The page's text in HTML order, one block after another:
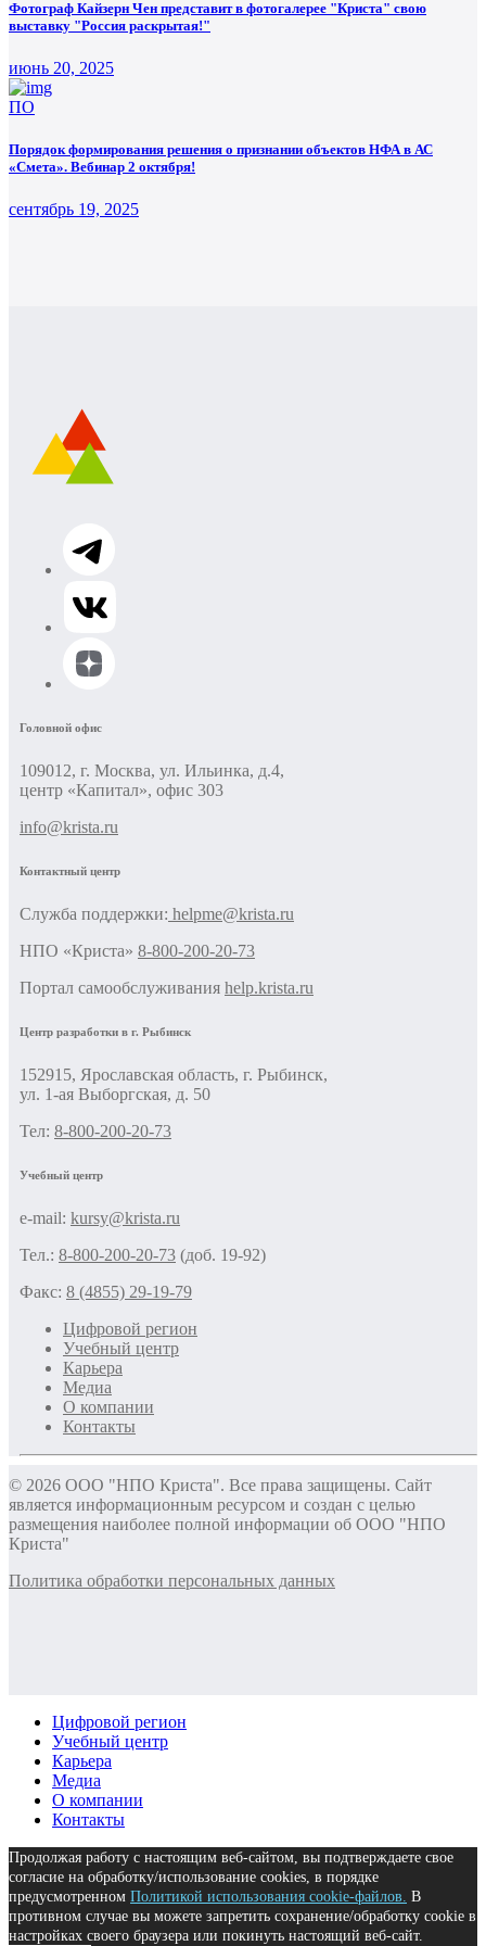
Фотограф Кайзерн Чен представит в фотогалерее "Криста" свою
выставку "Россия раскрытая!"
июнь 20, 2025
ПО
Порядок формирования решения о признании объектов НФА в АС
«Смета». Вебинар 2 октября!
сентябрь 19, 2025
Головной офис
109012, г. Москва, ул. Ильинка, д.4,
центр «Капитал», офис 303
info@krista.ru
Контактный центр
Cлужба поддержки: helpme@krista.ru
НПО «Криста» 8-800-200-20-73
Портал самообслуживания help.krista.ru
Центр разработки в г. Рыбинск
152915, Ярославская область, г. Рыбинск,
ул. 1-ая Выборгская, д. 50
Тел: 8-800-200-20-73
Учебный центр
e-mail: kursy@krista.ru
Тел.: 8-800-200-20-73 (доб. 19-92)
Факс: 8 (4855) 29-19-79
Цифровой регион
Учебный центр
Карьера
Медиа
О компании
Контакты
© 2026 ООО "НПО Криста". Все права защищены. Сайт
является информационным ресурсом и создан с целью
размещения наиболее полной информации об ООО "НПО
Криста"
Политика обработки персональных данных
Цифровой регион
Учебный центр
Карьера
Медиа
О компании
Контакты
Продолжая работу с настоящим веб-сайтом, вы подтверждаете свое
согласие на обработку/использование cookies, в порядке
предусмотренном Политикой использования cookie-файлов. В
противном случае вы можете запретить сохранение/обработку cookie в
настройках своего браузера или покинуть настоящий веб-сайт.